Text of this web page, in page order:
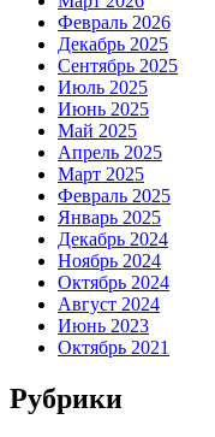
Февраль 2026
Декабрь 2025
Сентябрь 2025
Июль 2025
Июнь 2025
Май 2025
Апрель 2025
Март 2025
Февраль 2025
Январь 2025
Декабрь 2024
Ноябрь 2024
Октябрь 2024
Август 2024
Июнь 2023
Октябрь 2021
Рубрики